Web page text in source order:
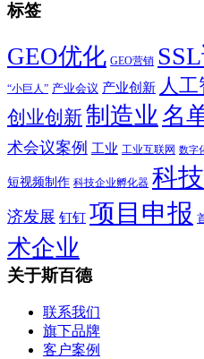
标签
GEO优化 GEO营销
“小巨人” 产业会议 产业创新 人
创业创新制造业 名
术会议案例 工业 工业互联网 数字
短视频制作 科技企业孵化器 科
济发展 钉钉 项目申报
术企业
关于斯百德
联系我们
旗下品牌
客户案例